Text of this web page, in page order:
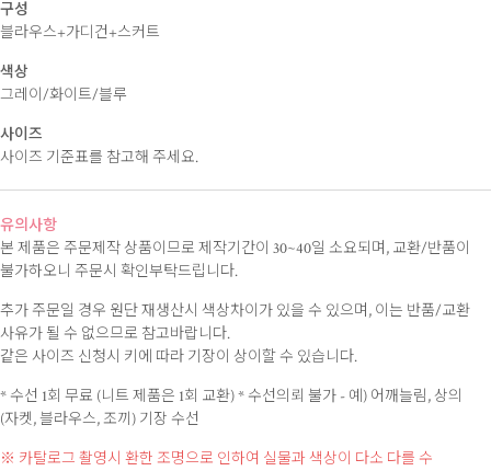
구성
블라우스+가디건+스커트
색상
그레이/화이트/블루
사이즈
사이즈 기준표를 참고해 주세요.
유의사항
본 제품은 주문제작 상품이므로 제작기간이 30~40일 소요되며, 교환/반품이
불가하오니 주문시 확인부탁드립니다.
추가 주문일 경우 원단 재생산시 색상차이가 있을 수 있으며, 이는 반품/교환
사유가 될 수 없으므로 참고바랍니다.
같은 사이즈 신청시 키에 따라 기장이 상이할 수 있습니다.
* 수선 1회 무료 (니트 제품은 1회 교환)* 수선의뢰 불가 - 예) 어깨늘림, 상의
(자켓, 블라우스, 조끼) 기장 수선
※ 카탈로그 촬영시 환한 조명으로 인하여 실물과 색상이 다소 다를 수